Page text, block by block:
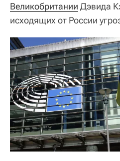
Великобритании Дэвида
исходящих от России